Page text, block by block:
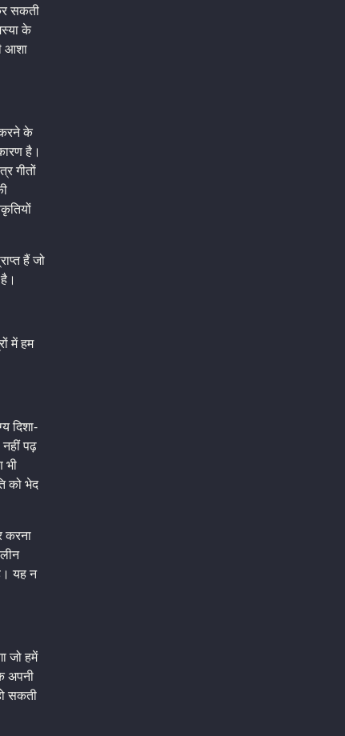
सकती
के
आशा
के
है।
गीतों
हैं जो
में हम
दिशा-
पढ़
भी
को भेद
करना
यह न
जो हमें
अपनी
सकती